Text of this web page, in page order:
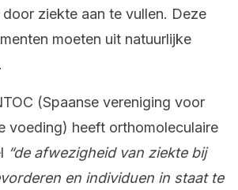
ziekte aan te vullen. Deze
moeten uit natuurlijke
(Spaanse vereniging voor
voeding) heeft orthomoleculaire
“de afwezigheid van ziekte bij
en individuen in staat te